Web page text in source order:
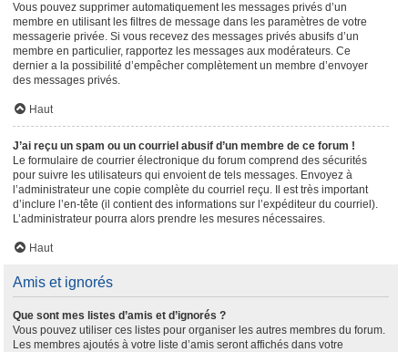
Vous pouvez supprimer automatiquement les messages privés d’un
membre en utilisant les filtres de message dans les paramètres de votre
messagerie privée. Si vous recevez des messages privés abusifs d’un
membre en particulier, rapportez les messages aux modérateurs. Ce
dernier a la possibilité d’empêcher complètement un membre d’envoyer
des messages privés.
Haut
J’ai reçu un spam ou un courriel abusif d’un membre de ce forum !
Le formulaire de courrier électronique du forum comprend des sécurités
pour suivre les utilisateurs qui envoient de tels messages. Envoyez à
l’administrateur une copie complète du courriel reçu. Il est très important
d’inclure l’en-tête (il contient des informations sur l’expéditeur du courriel).
L’administrateur pourra alors prendre les mesures nécessaires.
Haut
Amis et ignorés
Que sont mes listes d’amis et d’ignorés ?
Vous pouvez utiliser ces listes pour organiser les autres membres du forum.
Les membres ajoutés à votre liste d’amis seront affichés dans votre